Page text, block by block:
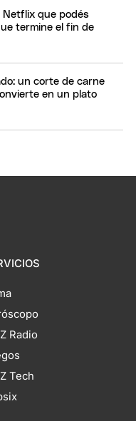
Netflix que podés
termine el fin de
un corte de carne
en un plato
Radio
Tech